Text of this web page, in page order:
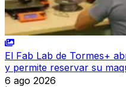
El Fab Lab de Tormes+
y permite reservar su
6 ago 2026